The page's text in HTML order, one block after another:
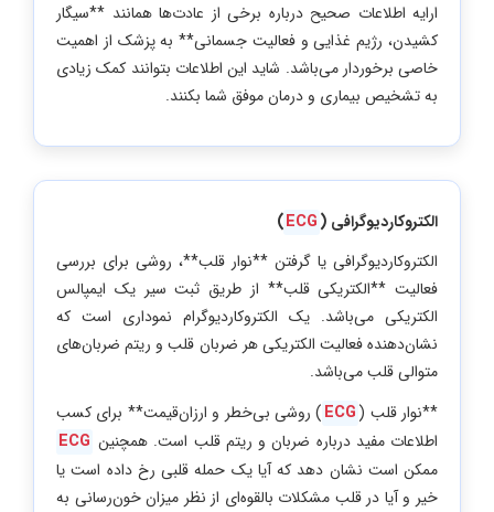
ارایه اطلاعات صحیح درباره برخی از عادت‌ها همانند **سیگار
کشیدن، رژیم غذایی و فعالیت جسمانی** به پزشک از اهمیت
خاصی برخوردار می‌باشد. شاید این اطلاعات بتوانند کمک زیادی
به تشخیص بیماری و درمان موفق شما بکنند.
الکتروکاردیوگرافی (ECG
)
الکتروکاردیوگرافی یا گرفتن **نوار قلب**، روشی برای بررسی
فعالیت **الکتریکی قلب** از طریق ثبت سیر یک ایمپالس
الکتریکی می‌باشد. یک الکتروکاردیوگرام نموداری است که
نشان‌دهنده فعالیت الکتریکی هر ضربان قلب و ریتم ضربان‌های
متوالی قلب می‌باشد.
**نوار قلب (ECG) روشی بی‌‌خطر و ارزان‌قیمت** برای کسب
اطلاعات مفید درباره ضربان و ریتم قلب است. همچنین ECG
ممکن است نشان دهد که آیا یک حمله قلبی رخ داده است یا
خیر و آیا در قلب مشکلات بالقوه‌ای از نظر میزان خون‌رسانی به